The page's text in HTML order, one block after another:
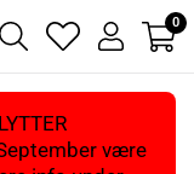
magnifying
glass
heart
light
user
light
0
være